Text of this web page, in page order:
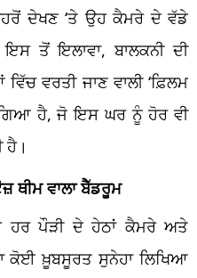
ਦੇਖਣ ‘ਤੇ ਉਹ ਕੈਮਰੇ ਦੇ ਵੱਡੇ
ਤੋਂ ਇਲਾਵਾ, ਬਾਲਕਨੀ ਦੀ
ਵਰਤੀ ਜਾਣ ਵਾਲੀ ‘ਫ਼ਿਲਮ
ਗਿਆ ਹੈ, ਜੋ ਇਸ ਘਰ ਨੂੰ ਹੋਰ ਵੀ
ਹੈ।
ਥੀਮ ਵਾਲਾ ਬੈੱਡਰੂਮ
ਪੌੜੀ ਦੇ ਹੇਠਾਂ ਕੈਮਰੇ ਅਤੇ
ਕੋਈ ਖ਼ੂਬਸੂਰਤ ਸੁਨੇਹਾ ਲਿਖਿਆ